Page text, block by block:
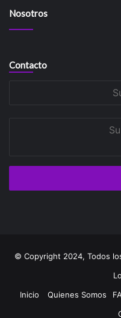
Nosotros
Contacto
© Copyright 2024, Todos
Inicio
Quienes Somos